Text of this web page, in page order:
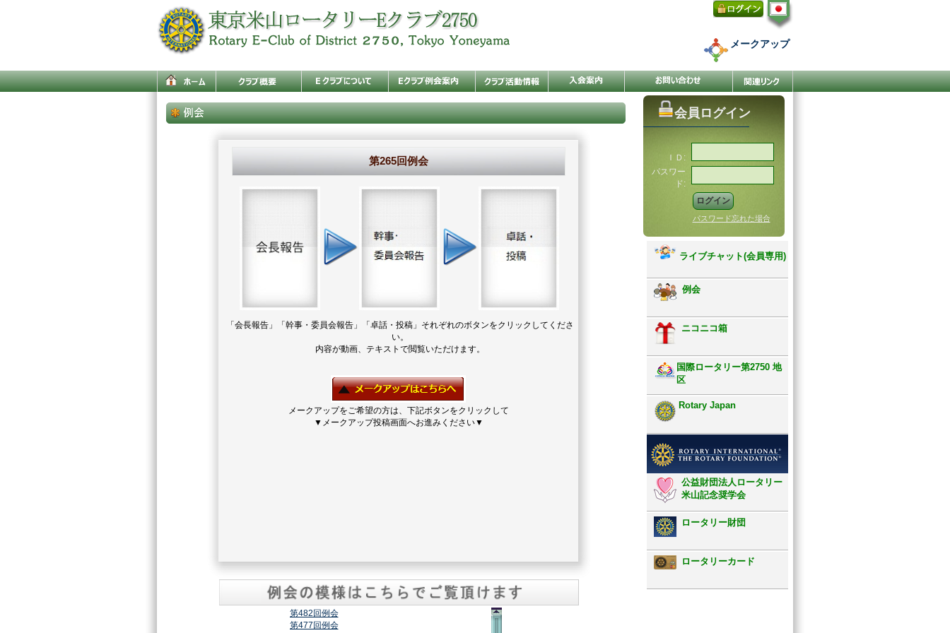
メークアップ
第265回例会
「会長報告」「幹事・委員会報告」「卓話・投稿」それぞれのボタンをクリックしてくださ
い。
内容が動画、テキストで閲覧いただけます。
メークアップをご希望の方は、下記ボタンをクリックして
▼メークアップ投稿画面へお進みください▼
第482回例会
第477回例会
会員ログイン
ＩＤ:
パスワー
ド:
パスワード忘れた場合
ライブチャット(会員専用)
例会
ニコニコ箱
国際ロータリー第2750 地
区
Rotary Japan
公益財団法人ロータリー
米山記念奨学会
ロータリー財団
ロータリーカード